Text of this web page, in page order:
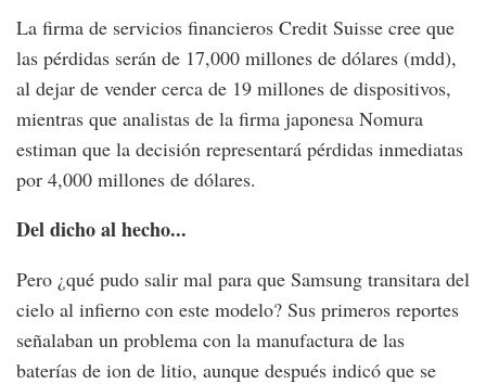
La firma de servicios financieros Credit Suisse cree que
las pérdidas serán de 17,000 millones de dólares (mdd),
al dejar de vender cerca de 19 millones de dispositivos,
mientras que analistas de la firma japonesa Nomura
estiman que la decisión representará pérdidas inmediatas
por 4,000 millones de dólares.
Del dicho al hecho...
Pero ¿qué pudo salir mal para que Samsung transitara del
cielo al infierno con este modelo? Sus primeros reportes
señalaban un problema con la manufactura de las
baterías de ion de litio, aunque después indicó que se